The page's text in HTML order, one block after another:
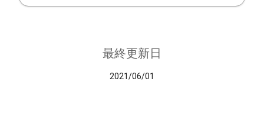
最終更新日
2021/06/01